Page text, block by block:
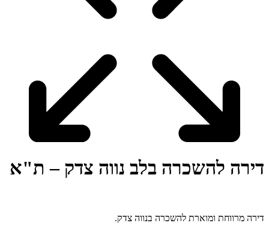
דירה להשכרה בלב נווה צדק – ת"א
דירה מרווחת ומוארת להשכרה בנווה צדק.